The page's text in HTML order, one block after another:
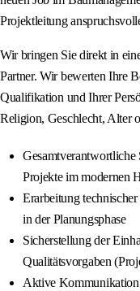
Projektleitung
Wir bringen Sie direkt in
Partner. Wir bewerten Ihre
Qualifikation und Ihrer
Religion, Geschlecht, Alter
Projekte im modernen
Erarbeitung
in der Planungsphase
Sicherstellung der
Qualitätsvorgaben
Aktive Kommunikation